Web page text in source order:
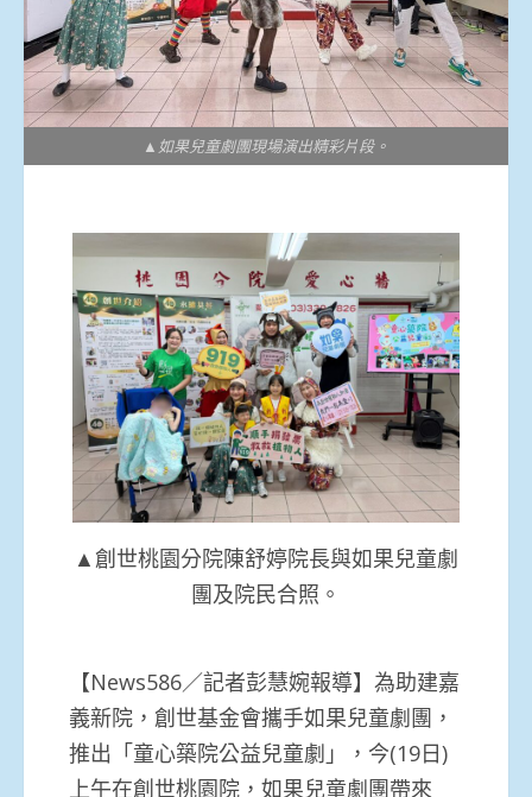
▲如果兒童劇團現場演出精彩片段。
▲創世桃園分院陳舒婷院長與如果兒童劇
團及院民合照。
【News586／記者彭慧婉報導】為助建嘉
義新院，創世基金會攜手如果兒童劇團，
推出「童心築院公益兒童劇」，今(19日)
上午在創世桃園院，如果兒童劇團帶來